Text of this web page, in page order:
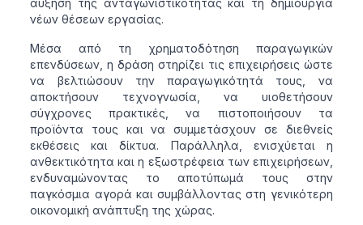
αύξηση της ανταγωνιστικότητας και τη δημιουργία
νέων θέσεων εργασίας.
Μέσα από τη χρηματοδότηση παραγωγικών
επενδύσεων, η δράση στηρίζει τις επιχειρήσεις ώστε
να βελτιώσουν την παραγωγικότητά τους, να
αποκτήσουν τεχνογνωσία, να υιοθετήσουν
σύγχρονες πρακτικές, να πιστοποιήσουν τα
προϊόντα τους και να συμμετάσχουν σε διεθνείς
εκθέσεις και δίκτυα. Παράλληλα, ενισχύεται η
ανθεκτικότητα και η εξωστρέφεια των επιχειρήσεων,
ενδυναμώνοντας το αποτύπωμά τους στην
παγκόσμια αγορά και συμβάλλοντας στη γενικότερη
οικονομική ανάπτυξη της χώρας.